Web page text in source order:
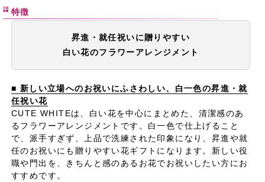
特徴
昇進・就任祝いに贈りやすい
白い花のフラワーアレンジメント
■ 新しい立場へのお祝いにふさわしい、白一色の昇進・就
任祝い花
CUTE WHITEは、白い花を中心にまとめた、清潔感のあ
るフラワーアレンジメントです。白一色で仕上げること
で、派手すぎず、上品で洗練された印象になり、昇進や就
任のお祝いにも贈りやすい花ギフトになります。新しい役
職や門出を、きちんと感のあるお花でお祝いしたい方にお
すすめです。